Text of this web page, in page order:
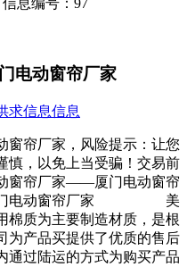
电动窗帘厂家
求信息信息
帘厂家，风险提示：让您
慎，以免上当受骗！交易前
窗帘厂家——厦门电动窗帘
厦门电动窗帘厂家 美
棉质为主要制造材质，是根
为产品买提供了优质的售后
通过陆运的方式为购买产品